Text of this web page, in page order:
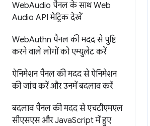
WebAudio पैनल के साथ Web
Audio API मेट्रिक देखें
WebAuthn पैनल की मदद सेपुष्टि
करने वाले लोगों को एम्युलेट करें
ऐनिमेशन पैनल की मदद सेऐनिमेशन
की जांच करें और उनमें बदलाव करें
बदलाव पैनल की मदद से एचटीएमएल
सीएसएसऔर JavaScript में हुए